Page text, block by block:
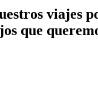
viajes
que